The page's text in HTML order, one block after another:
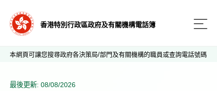
香港特別行政區政府及有關機構電話簿
本網頁可讓您搜尋政府各決策局/部門及有關機構的職員或查詢電話號碼
最後更新: 08/08/2026